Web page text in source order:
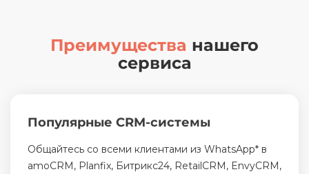
Преимущества нашего
сервиса
Популярные CRM-системы
Общайтесь со всеми клиентами из WhatsApp* в
amoCRM, Planfix, Битрикс24, RetailCRM, EnvyCRM,